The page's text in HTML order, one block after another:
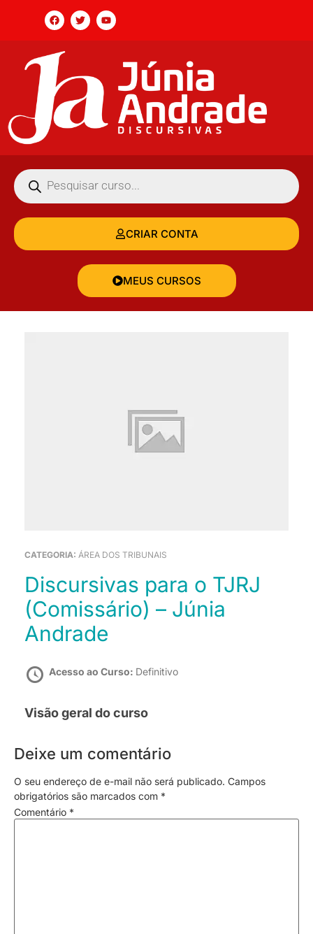
CRIAR CONTA
MEUS CURSOS
CATEGORIA: ÁREA DOS TRIBUNAIS
Discursivas para o TJRJ
(Comissário) – Júnia
Andrade
Acesso ao Curso: Definitivo
Visão geral do curso
Deixe um comentário
O seu endereço de e-mail não será publicado. Campos
obrigatórios são marcados com *
Comentário *